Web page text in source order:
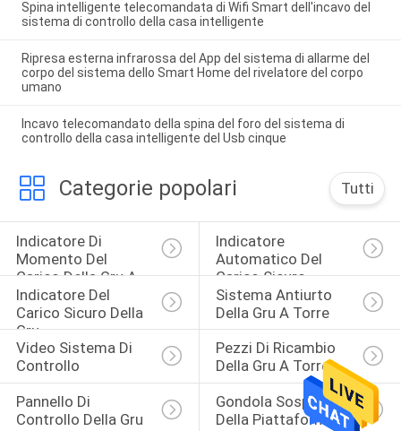
Spina intelligente telecomandata di Wifi Smart dell'incavo del
sistema di controllo della casa intelligente
Ripresa esterna infrarossa del App del sistema di allarme del
corpo del sistema dello Smart Home del rivelatore del corpo
umano
Incavo telecomandato della spina del foro del sistema di
controllo della casa intelligente del Usb cinque
Categorie popolari Tutti
Indicatore Di
Momento Del
Carico Della Gru A
Torre
Indicatore
Automatico Del
Carico Sicuro
Indicatore Del
Carico Sicuro Della
Gru
Sistema Antiurto
Della Gru A Torre
Video Sistema Di
Controllo
Pezzi Di Ricambio
Della Gru A Torre
Pannello Di
Controllo Della Gru
Gondola Sospesa
Della Piattaforma